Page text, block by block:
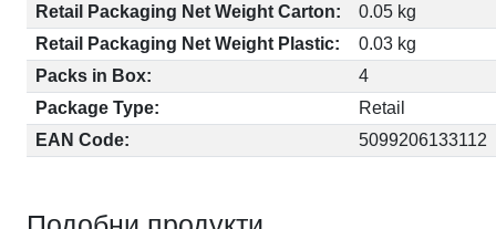
Retail Packaging Net Weight Carton:
0.05 kg
Retail Packaging Net Weight Plastic:
0.03 kg
Packs in Box:
4
Package Type:
Retail
EAN Code:
5099206133112